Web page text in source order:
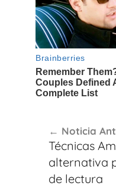
de
entradas
Noticia
Técnicas
alternativa
de lectura